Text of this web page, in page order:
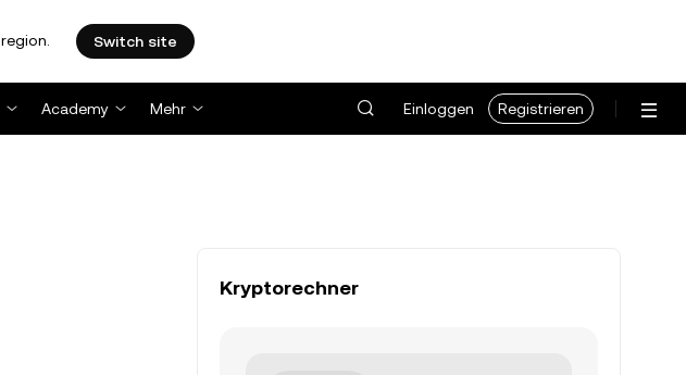
Switch site
Academy Mehr Einloggen Registrieren
Kryptorechner